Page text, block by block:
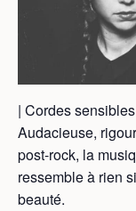
| Cordes
Audacieuse,
post-rock, la
ressemble à rien
beauté.